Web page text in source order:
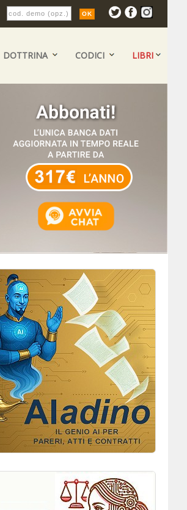
DOTTRINA CODICI LIBRI